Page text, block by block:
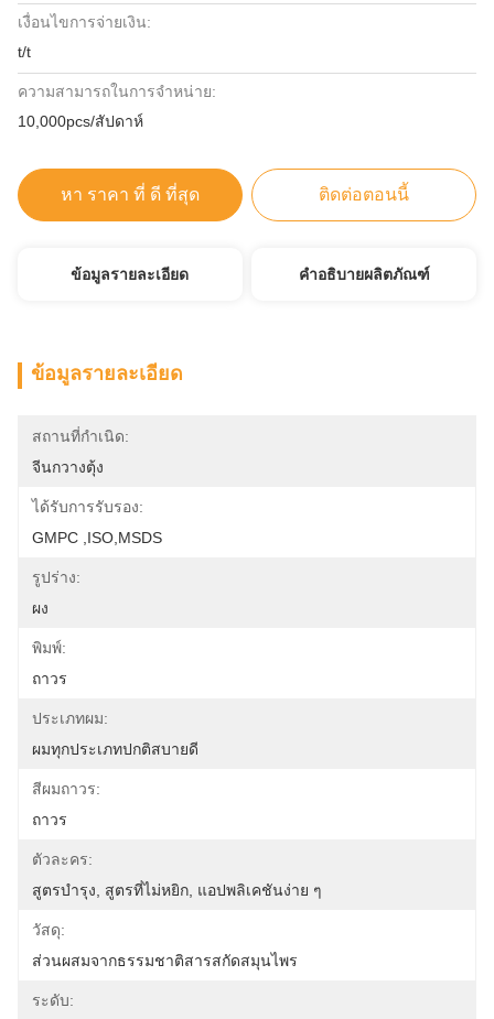
เงื่อนไขการจ่ายเงิน:
t/t
ความสามารถในการจําหน่าย:
10,000pcs/สัปดาห์
หา ราคา ที่ ดี ที่สุด ติดต่อตอนนี้
ข้อมูลรายละเอียด คำอธิบายผลิตภัณฑ์
ข้อมูลรายละเอียด
สถานที่กำเนิด:
จีนกวางตุ้ง
ได้รับการรับรอง:
GMPC ,ISO,MSDS
รูปร่าง:
ผง
พิมพ์:
ถาวร
ประเภทผม:
ผมทุกประเภทปกติสบายดี
สีผมถาวร:
ถาวร
ตัวละคร:
สูตรบำรุง, สูตรที่ไม่หยิก, แอปพลิเคชันง่าย ๆ
วัสดุ:
ส่วนผสมจากธรรมชาติสารสกัดสมุนไพร
ระดับ: